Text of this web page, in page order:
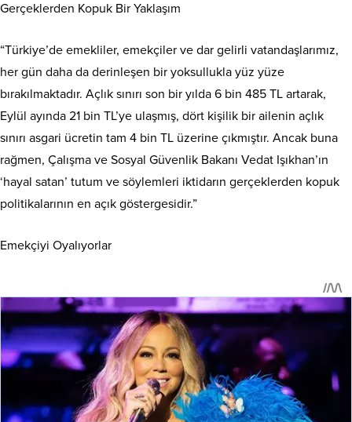
Gerçeklerden Kopuk Bir Yaklaşım
“Türkiye’de emekliler, emekçiler ve dar gelirli vatandaşlarımız,
her gün daha da derinleşen bir yoksullukla yüz yüze
bırakılmaktadır. Açlık sınırı son bir yılda 6 bin 485 TL artarak,
Eylül ayında 21 bin TL’ye ulaşmış, dört kişilik bir ailenin açlık
sınırı asgari ücretin tam 4 bin TL üzerine çıkmıştır. Ancak buna
rağmen, Çalışma ve Sosyal Güvenlik Bakanı Vedat Işıkhan’ın
‘hayal satan’ tutum ve söylemleri iktidarın gerçeklerden kopuk
politikalarının en açık göstergesidir.”
Emekçiyi Oyalıyorlar